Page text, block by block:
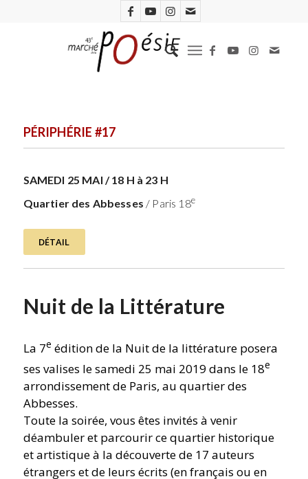
PÉRIPHÉRIE #17
SAMEDI 25 MAI / 18 H à 23 H
Quartier des Abbesses / Paris 18e
DÉTAIL
Nuit de la Littérature
La 7e édition de la Nuit de la littérature posera
ses valises le samedi 25 mai 2019 dans le 18e
arrondissement de Paris, au quartier des
Abbesses.
Toute la soirée, vous êtes invités à venir
déambuler et parcourir ce quartier historique
et artistique à la découverte de 17 auteurs
étrangers et de leurs écrits (en français ou en